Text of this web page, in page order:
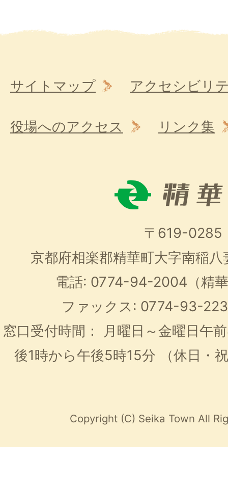
サイトマップ アクセシビリ
役場へのアクセス リンク集
〒619-0285
京都府相楽郡精華町大字南稲
電話: 0774-94-2004（精
ファックス: 0774-93-
窓口受付時間：
月曜日～金曜日午
後1時から午後5時15分
（休日・
Copyright (C) Seika Town All